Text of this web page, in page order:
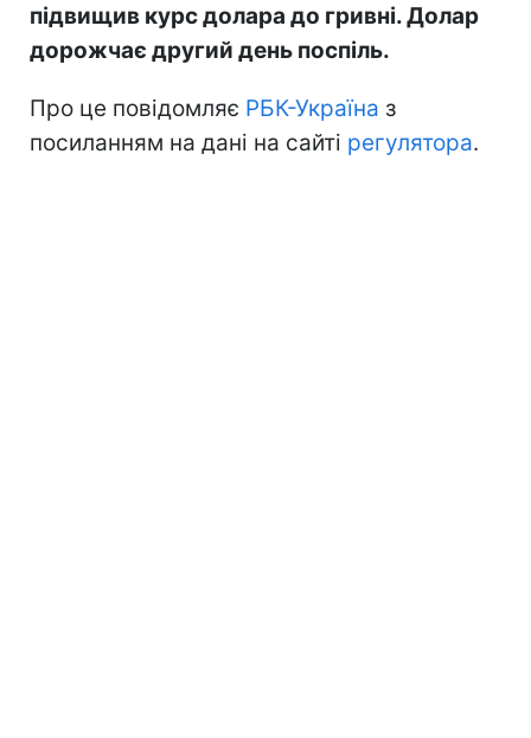
підвищив курс долара до гривні. Долар
дорожчає другий день поспіль.
Про це повідомляє РБК-Україна з
посиланням на дані на сайті регулятора.